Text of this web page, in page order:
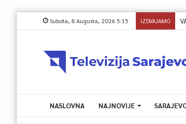
Subota, 8 Augusta, 2026 5:15 IZDVAJAMO
NASLOVNA NAJNOVIJE